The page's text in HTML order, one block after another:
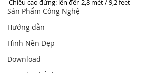
Sản Phẩm Công Nghệ
Hướng dẫn
Hình Nền Đẹp
Download
Chiều cao đứng: lên đến 2,8 mét / 9,2 feet